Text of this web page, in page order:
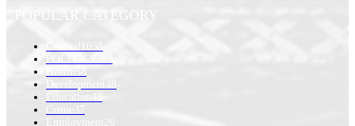
POPULAR CATEGORY
General
1038
58
Development 48
Education45
Crime 37
Employment 26